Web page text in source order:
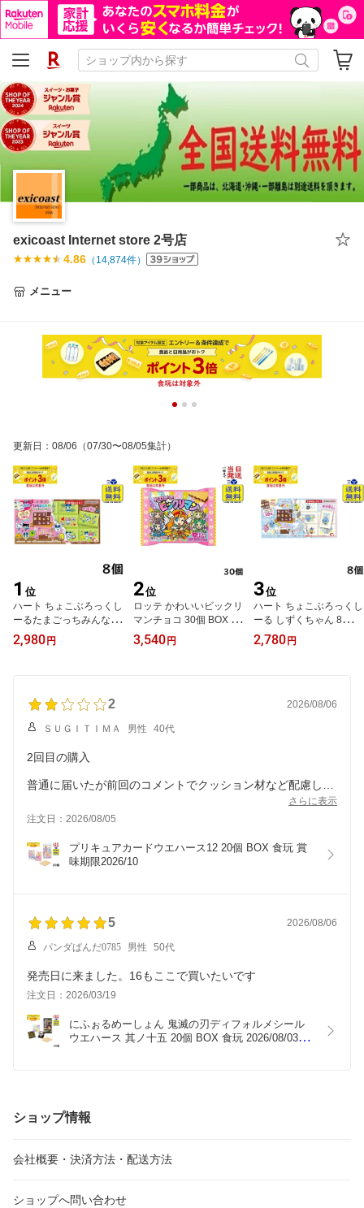
exicoast Internet store 2号店
4.86 （ 14,874件）
メニュー
更新日 ： 08/06 （07/30〜08/05集計）
1 位
ハート ちょこぶろっくし
ーるたまごっちみんなし
ゅ～ご～！ 8個 BOX 食
玩2026/10/19発売予定
2,980 円
2位
ロッテ かわいいビックリ
マンチョコ 30個 BOX 食
玩 賞味期限2027/06
3,540 円
3位
ハート ちょこぶろっくし
ーる しずくちゃん 8個 B
OX 食玩2026/11/16発売
予定
2,780 円
2 2026/08/06
ＳＵＧＩＴＩＭＡ 男性 40代
2回目の購入
普通に届いたが前回のコメントでクッション材など配慮しま
口だけだけで残念
さらに表示
注文日：2026/08/05
プリキュアカードウエハース12 20個 BOX 食玩 賞
味期限2026/10
5 2026/08/06
パンダぱんだ0785 男性 50代
発売日に来ました。16もここで買いたいです
注文日：2026/03/19
にふぉるめーしょん 鬼滅の刃ディフォルメシール
ウエハース 其ノ十五 20個 BOX 食玩 2026/08/03発
ショップ情報
会社概要・決済方法・配送方法
ショップへ問い合わせ